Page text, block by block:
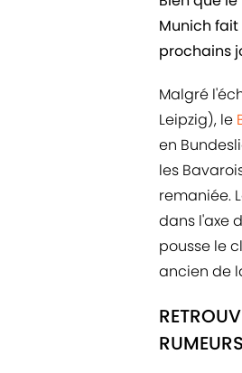
Munich
prochains
Malgré
Leipzig), le
en
les
remaniée.
dans l'axe
pousse le
ancien de